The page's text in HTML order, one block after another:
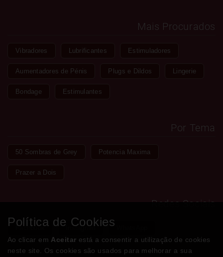
Mais Procurados
Vibradores Lubrificantes Estimuladores
Aumentadores de Pénis Plugs e Dildos Lingerie
Bondage Estimulantes
Por Tema
50 Sombras de Grey Potencia Maxima
Prazer a Dois
Redes Sociais
Facebook Instagram
Política de Cookies
Ao clicar em Aceitar está a consentir a utilização de cookies
neste site. Os cookies são usados para melhorar a sua